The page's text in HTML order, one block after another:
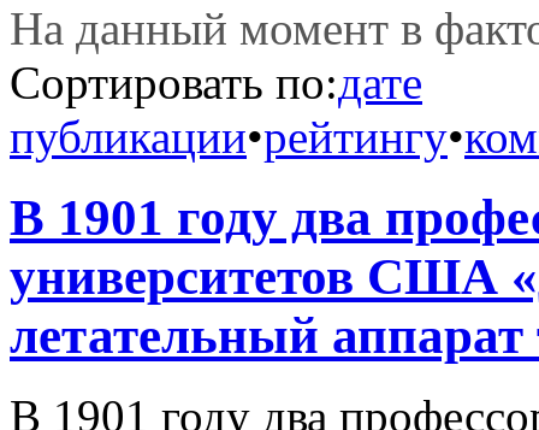
На данный момент в
Сортировать по:дате
публикации•рейтингу•
В 1901 году два
университетов США
летательный аппарат
В 1901 году два